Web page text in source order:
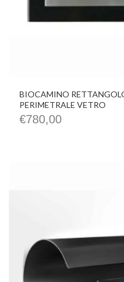
BIOCAMINO
PERIMETRALE VETRO
€780,00